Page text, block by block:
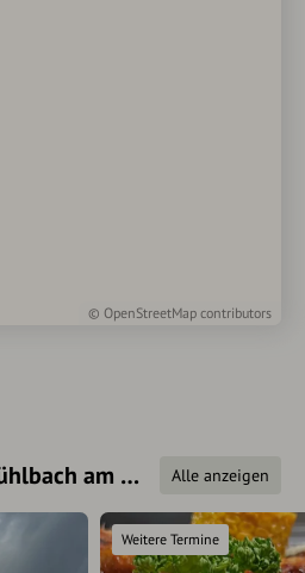
© OpenStreetMap contributors
Weitere Events in Mühlbach am Hochkönig Alle anzeigen
Weitere Termine